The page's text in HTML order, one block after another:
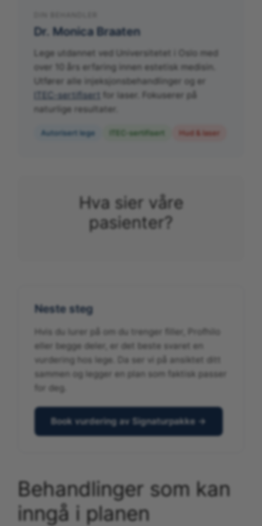
Dr. Monica Braaten
Lege utdannet ved Universitetet i Oslo med
over 10 års erfaring innen estetisk medisin.
Utfører alle injeksjonsbehandlinger og er
ITEC-sertifisert
for laser. Fokuserer på
naturlige resultater.
Autorisert lege ITEC-sertifisert Hud & laser
Hva sier våre
pasienter?
Neste steg
Hvis du lurer på om du trenger filler, Profhilo
eller begge deler, er det beste svaret en
vurdering hos lege. Da ser vi på ansiktet ditt
sammen og legger en plan som faktisk passer
for deg.
Book vurdering av Signaturpakke →
Behandlinger som kan
inngå i planen